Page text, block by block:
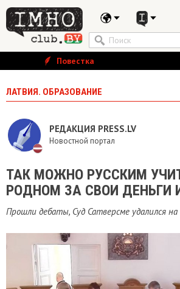
Повестка
ЛАТВИЯ. ОБРАЗОВАНИЕ
РЕДАКЦИЯ PRESS.LV
Новостной портал
ТАК МОЖНО РУССКИМ
РОДНОМ ЗА СВОИ ДЕНЬГИ
Прошли дебаты, Суд Сатверсме удалился